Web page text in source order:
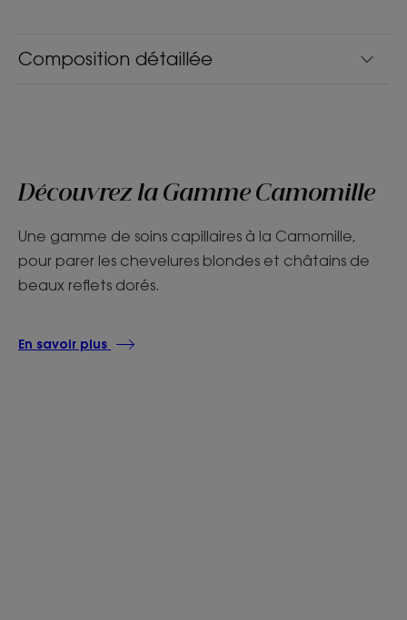
Composition détaillée
Découvrez la Gamme Camomille
Une gamme de soins capillaires à la Camomille,
pour parer les chevelures blondes et châtains de
beaux reflets dorés.
En savoir plus